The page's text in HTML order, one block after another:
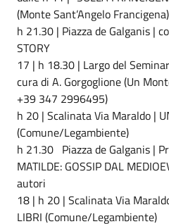
(Monte Sant’Angelo Francigena)
h 21.30 | Piazza de Galganis |
STORY
17 | h 18.30 | Largo del
cura di A. Gorgoglione (Un
+39 347 2996495)
h 20 | Scalinata Via Maraldo |
(Comune/Legambiente)
h 21.30 Piazza de Galganis |
MATILDE: GOSSIP DAL
autori
18 | h 20 | Scalinata Via
LIBRI (Comune/Legambiente)